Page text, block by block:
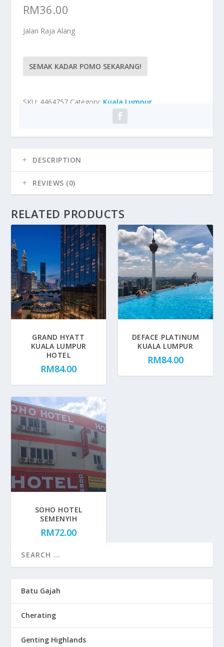
RM36.00
Jalan Raja Alang
SEMAK KADAR POMO SEKARANG!
SKU: 4464757 Category: Kuala Lumpur
DESCRIPTION
REVIEWS (0)
RELATED PRODUCTS
GRAND HYATT
KUALA LUMPUR
HOTEL
RM84.00
DEFACE PLATINUM
KUALA LUMPUR
RM84.00
SOHO HOTEL
SEMENYIH
RM72.00
Batu Gajah
Cherating
Genting Highlands